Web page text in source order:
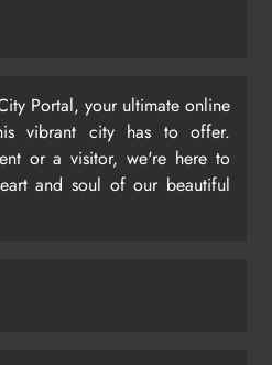
Portal, your ultimate online
vibrant city has to offer.
or a visitor, we're here to
and soul of our beautiful